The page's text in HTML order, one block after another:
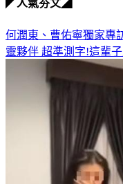
◤人氣夯文◢
何潤東、曹佑寧獨家專
靈夥伴 超準測字!這輩